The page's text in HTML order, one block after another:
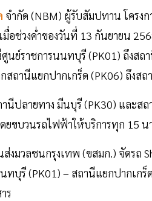
จำกัด (NBM) ผู้รับสัมปทาน โครง
อช่วงค่ำของวันที่ 13 กันยายน
ย์ราชการนนทบุรี (PK01) ถึงสถ
ถานีแยกปากเกร็ด (PK06) ถึงส
นีปลายทาง มีนบุรี (PK30) และส
ยขบวนรถไฟฟ้าให้บริการทุก 15 น
งมวลชนกรุงเทพ (ขสมก.) จัดรถ
ทบุรี (PK01) – สถานีแยกปากเก
ร